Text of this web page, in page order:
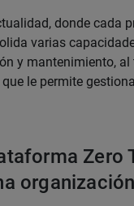
donde cada
varias
y mantenimiento,
le permite
Zero